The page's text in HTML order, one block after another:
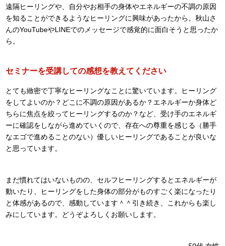
遠隔ヒーリングや、自分やお相手の身体やエネルギーの不調の原因
を知ることができるようなヒーリングに興味があったから。秋山さ
んのYouTubeやLINEでのメッセージで感覚的に面白そうと思ったか
ら。
セミナーを受講しての感想を教えてください
とても緻密で丁寧なヒーリングなことに驚いています。ヒーリング
をしてよいのか？どこに不調の原因があるか？エネルギーか身体ど
ちらに焦点を絞ってヒーリングするのか？など、受け手のエネルギ
ーに確認をしながら進めていくので、存在への尊重を感じる（勝手
なエゴで進めることのない）優しいヒーリングであることが良いな
と思っています。
まだ慣れてはいないものの、セルフヒーリングするとエネルギーが
動いたり、ヒーリングをした身体の部分がものすごく楽になったり
と体感があるので、感動しています＾＾引き続き、これからも楽し
みにしています。どうぞよろしくお願いします。